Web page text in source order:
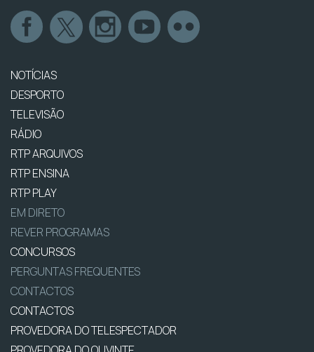
NOTÍCIAS
DESPORTO
TELEVISÃO
RÁDIO
RTP ARQUIVOS
RTP ENSINA
RTP PLAY
EM DIRETO
REVER PROGRAMAS
CONCURSOS
PERGUNTAS FREQUENTES
CONTACTOS
CONTACTOS
PROVEDORA DO TELESPECTADOR